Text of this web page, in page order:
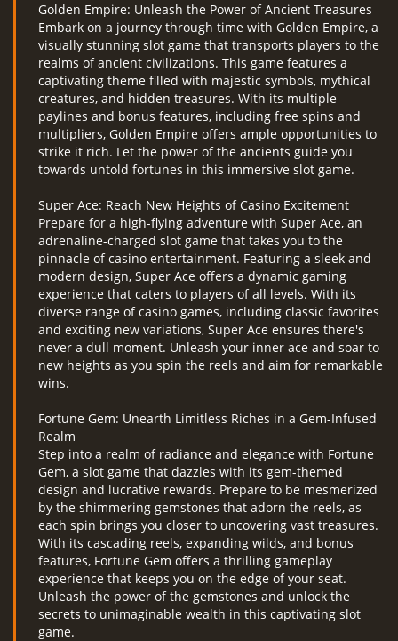
Golden Empire: Unleash the Power of Ancient Treasures
Embark on a journey through time with Golden Empire, a
visually stunning slot game that transports players to the
realms of ancient civilizations. This game features a
captivating theme filled with majestic symbols, mythical
creatures, and hidden treasures. With its multiple
paylines and bonus features, including free spins and
multipliers, Golden Empire offers ample opportunities to
strike it rich. Let the power of the ancients guide you
towards untold fortunes in this immersive slot game.
Super Ace: Reach New Heights of Casino Excitement
Prepare for a high-flying adventure with Super Ace, an
adrenaline-charged slot game that takes you to the
pinnacle of casino entertainment. Featuring a sleek and
modern design, Super Ace offers a dynamic gaming
experience that caters to players of all levels. With its
diverse range of casino games, including classic favorites
and exciting new variations, Super Ace ensures there's
never a dull moment. Unleash your inner ace and soar to
new heights as you spin the reels and aim for remarkable
wins.
Fortune Gem: Unearth Limitless Riches in a Gem-Infused
Realm
Step into a realm of radiance and elegance with Fortune
Gem, a slot game that dazzles with its gem-themed
design and lucrative rewards. Prepare to be mesmerized
by the shimmering gemstones that adorn the reels, as
each spin brings you closer to uncovering vast treasures.
With its cascading reels, expanding wilds, and bonus
features, Fortune Gem offers a thrilling gameplay
experience that keeps you on the edge of your seat.
Unleash the power of the gemstones and unlock the
secrets to unimaginable wealth in this captivating slot
game.